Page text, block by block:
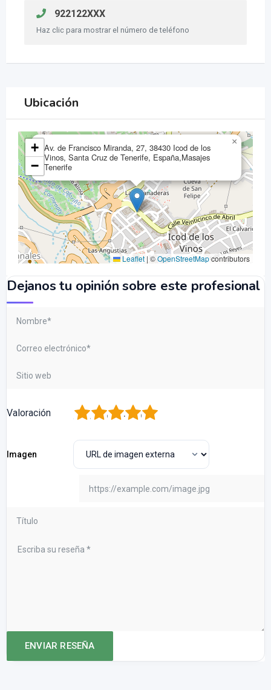
922122XXX
Haz clic para mostrar el número de teléfono
Ubicación
Av. de Francisco Miranda, 27, 38430 Icod de los
Vinos, Santa Cruz de Tenerife, España,Masajes
Tenerife
×
+
−
Leaflet | ©OpenStreetMapcontributors
Dejanos tu opinión sobre este profesional
Valoración 5
4
3
2
Imagen